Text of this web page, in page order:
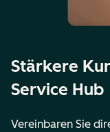
Stärkere
Service Hub
Vereinbaren Sie